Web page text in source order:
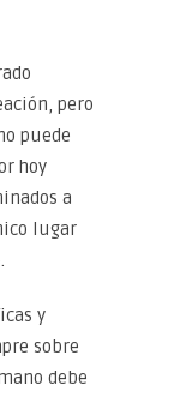
pero
puede
hoy
a
lugar
y
sobre
debe